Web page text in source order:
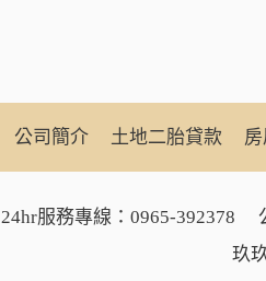
公司簡介 土地二胎貸款
24hr服務專線： 0965-392378
玖